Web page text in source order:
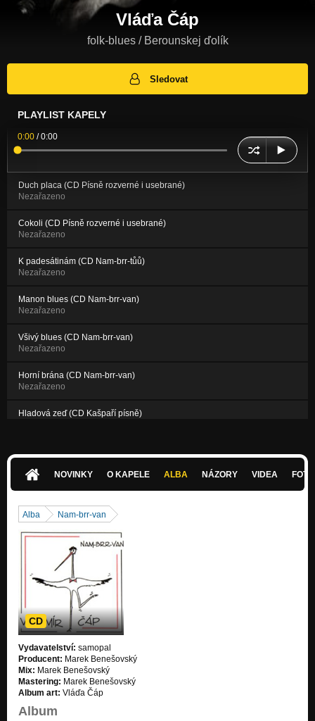
Vláďa Čáp
folk-blues / Berounskej ďolík
Sledovat
PLAYLIST KAPELY
0:00 /0:00
Duch placa (CD Písně rozverné i usebrané)
Nezařazeno
Cokoli (CD Písně rozverné i usebrané)
Nezařazeno
K padesátinám (CD Nam-brr-tůů)
Nezařazeno
Manon blues (CD Nam-brr-van)
Nezařazeno
Všivý blues (CD Nam-brr-van)
Nezařazeno
Horní brána (CD Nam-brr-van)
Nezařazeno
Hladová zeď (CD Kašpaří písně)
NOVINKY O KAPELE ALBA NÁZORY VIDEA
Alba Nam-brr-van
CD
Vydavatelství: samopal
Producent: Marek Benešovský
Mix: Marek Benešovský
Mastering: Marek Benešovský
Album art: Vláďa Čáp
Album